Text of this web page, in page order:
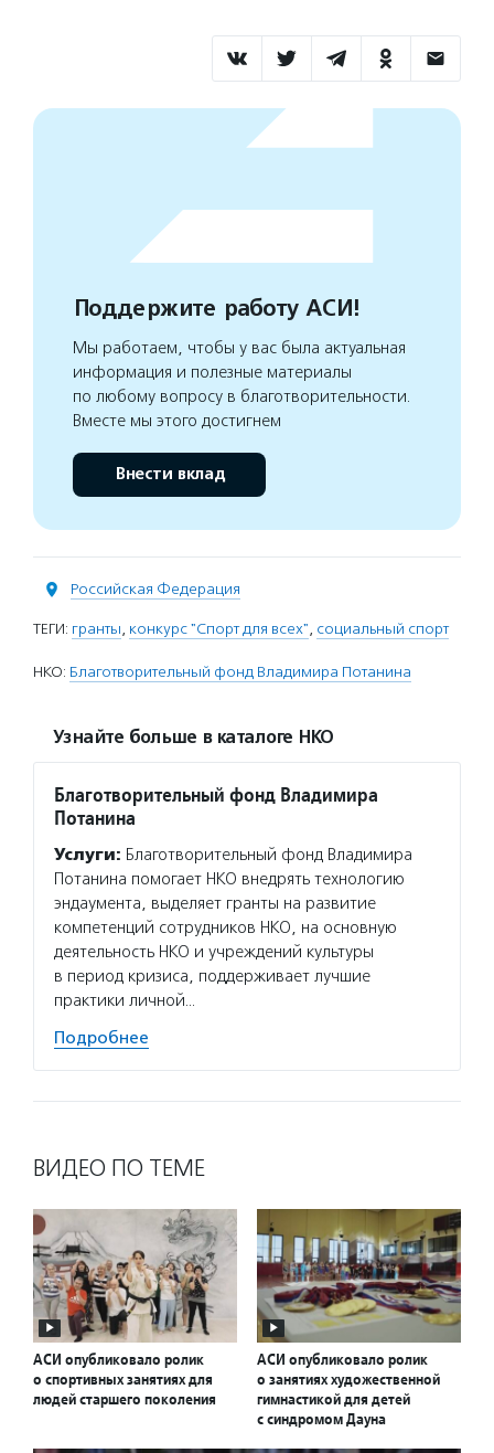
Поддержите работу АСИ!
Мы работаем, чтобы у вас была актуальная
информация и полезные материалы
по любому вопросу в благотворительности.
Вместе мы этого достигнем
Внести вклад
Российская Федерация
ТЕГИ: гранты, конкурс "Спорт для всех", социальный спорт
НКО: Благотворительный фонд Владимира Потанина
Узнайте больше в каталоге НКО
Благотворительный фонд Владимира
Потанина
Услуги: Благотворительный фонд Владимира
Потанина помогает НКО внедрять технологию
эндаумента, выделяет гранты на развитие
компетенций сотрудников НКО, на основную
деятельность НКО и учреждений культуры
в период кризиса, поддерживает лучшие
практики личной…
Подробнее
ВИДЕО ПО ТЕМЕ
АСИ опубликовало ролик
о спортивных занятиях для
людей старшего поколения
АСИ опубликовало ролик
о занятиях художественной
гимнастикой для детей
с синдромом Дауна